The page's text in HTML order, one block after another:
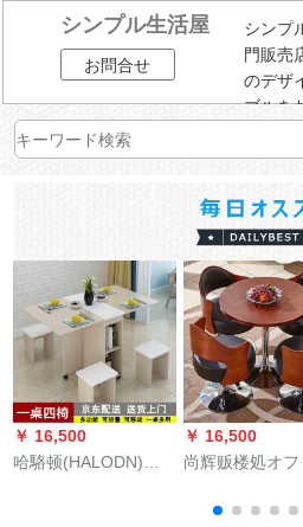
シンプル生活屋
お問合せ
シンプ
門販売
のデザ
ブルを
￥ 16,500
哈駱顿(HALODN)折
￥ 16,500
尚辉贩楼処オフ
ルと椅子の組み